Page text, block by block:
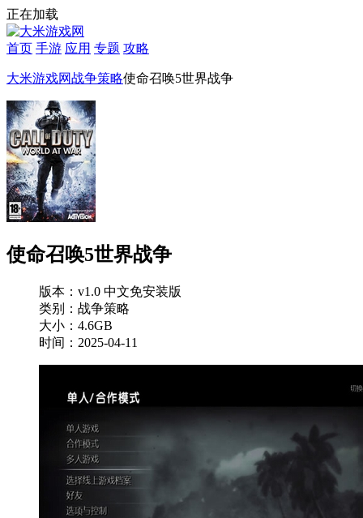
正在加载
首页 手游 应用 专题 攻略
大米游戏网战争策略使命召唤5世界战争
使命召唤5世界战争
版本：v1.0 中文免安装版
类别：战争策略
大小：4.6GB
时间：2025-04-11